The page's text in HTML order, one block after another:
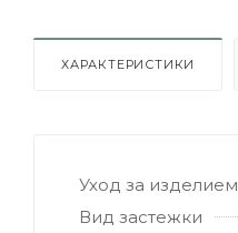
ХАРАКТЕРИСТИКИ
Уход за изделием
Вид застежки